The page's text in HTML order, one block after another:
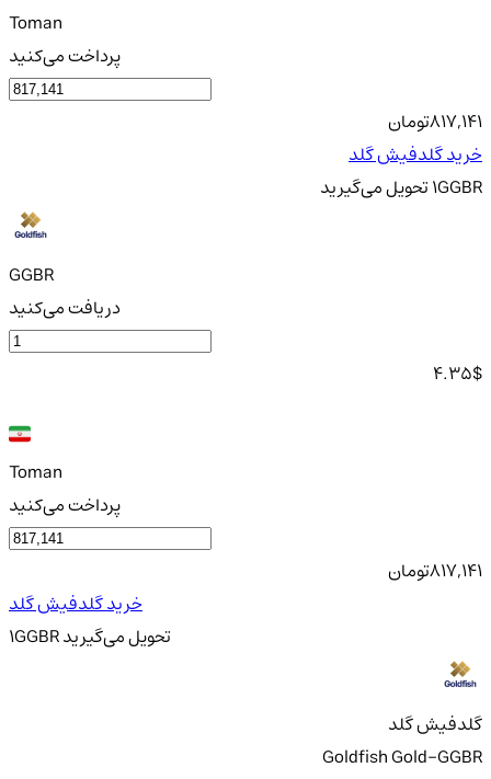
Toman
پرداخت می‌کنید
817,141تومان
خرید گلدفیش گلد
1GGBRتحویلمی‌گیرید
GGBR
دریافت می‌کنید
4.35$
Toman
پرداخت می‌کنید
817,141تومان
خرید گلدفیش گلد
1GGBR تحویلمی‌گیرید
گلدفیش گلد
Goldfish Gold-GGBR